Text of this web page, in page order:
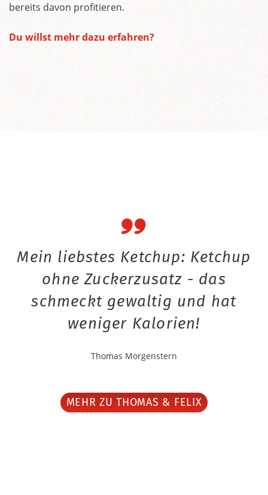
bereits davon profitieren.
Du willst mehr dazu erfahren?
Mein liebstes Ketchup: Ketchup
ohne Zuckerzusatz - das
schmeckt gewaltig und hat
weniger Kalorien!
Thomas Morgenstern
MEHR ZU THOMAS & FELIX